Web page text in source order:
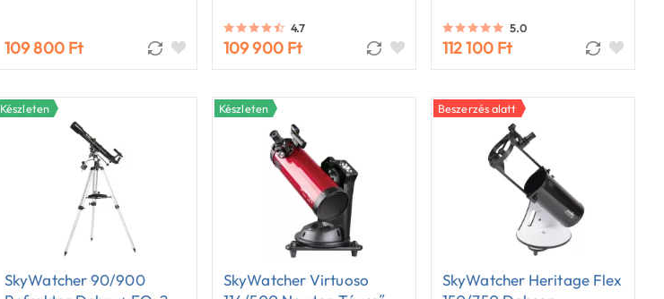
109 800 Ft
4.7
109 900 Ft
5.0
112 100 Ft
Készleten
SkyWatcher 90/900
Készleten
SkyWatcher Virtuoso
Beszerzés alatt
SkyWatcher Heritage Flex